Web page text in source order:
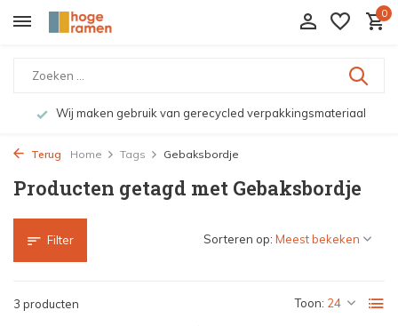
0
Wij maken gebruik van gerecycled verpakkingsmateriaal
Terug Home Tags Gebaksbordje
Producten getagd met Gebaksbordje
Filter
3 producten Toon:
Sorteren op: